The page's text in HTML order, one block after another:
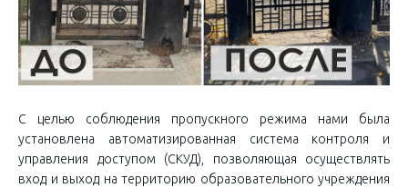
С целью соблюдения пропускного режима нами была
установлена автоматизированная система контроля и
управления доступом (СКУД), позволяющая осуществлять
вход и выход на территорию образовательного учреждения